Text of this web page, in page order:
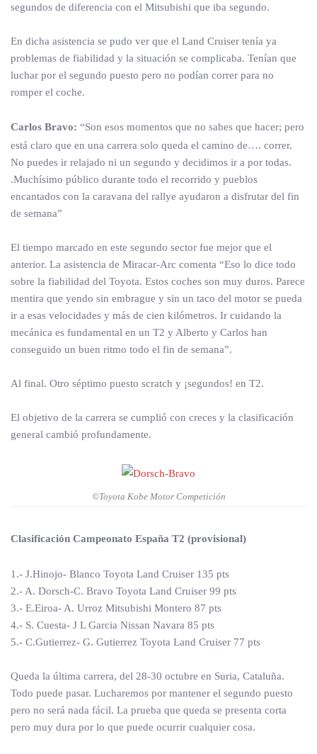
segundos de diferencia con el Mitsubishi que iba segundo.
En dicha asistencia se pudo ver que el Land Cruiser tenía ya
problemas de fiabilidad y la situación se complicaba. Tenían que
luchar por el segundo puesto pero no podían correr para no
romper el coche.
Carlos Bravo: “Son esos momentos que no sabes que hacer; pero
está claro que en una carrera solo queda el camino de…. correr.
No puedes ir relajado ni un segundo y decidimos ir a por todas.
.Muchísimo público durante todo el recorrido y pueblos
encantados con la caravana del rallye ayudaron a disfrutar del fin
de semana”
El tiempo marcado en este segundo sector fue mejor que el
anterior. La asistencia de Miracar-Arc comenta “Eso lo dice todo
sobre la fiabilidad del Toyota. Estos coches son muy duros. Parece
mentira que yendo sin embrague y sin un taco del motor se pueda
ir a esas velocidades y más de cien kilómetros. Ir cuidando la
mecánica es fundamental en un T2 y Alberto y Carlos han
conseguido un buen ritmo todo el fin de semana”.
Al final. Otro séptimo puesto scratch y ¡segundos! en T2.
El objetivo de la carrera se cumplió con creces y la clasificación
general cambió profundamente.
©Toyota Kobe Motor Competición
Clasificación Campeonato España T2 (provisional)
1.- J.Hinojo- Blanco Toyota Land Cruiser 135 pts
2.- A. Dorsch-C. Bravo Toyota Land Cruiser 99 pts
3.- E.Eiroa- A. Urroz Mitsubishi Montero 87 pts
4.- S. Cuesta- J L Garcia Nissan Navara 85 pts
5.- C.Gutierrez- G. Gutierrez Toyota Land Cruiser 77 pts
Queda la última carrera, del 28-30 octubre en Suria, Cataluña.
Todo puede pasar. Lucharemos por mantener el segundo puesto
pero no será nada fácil. La prueba que queda se presenta corta
pero muy dura por lo que puede ocurrir cualquier cosa.